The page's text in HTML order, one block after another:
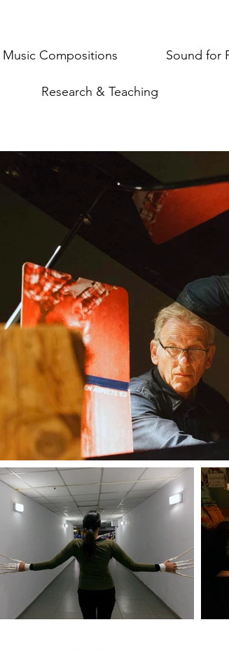
Music Compositions Sound for
Research & Teaching